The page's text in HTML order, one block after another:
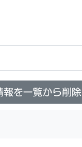
報を一覧から削除